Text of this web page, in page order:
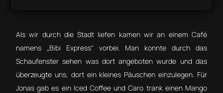
Als wir durch die Stadt liefen kamen wir an einem Café
namens „Bibi Express“ vorbei. Man konnte durch das
Schaufenster sehen was dort angeboten wurde und das
überzeugte uns, dort ein kleines Päuschen einzulegen. Für
Jonas gab es ein Iced Coffee und Caro trank einen Mango